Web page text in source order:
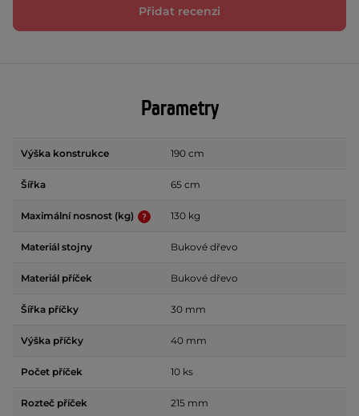
Přidat recenzi
Parametry
Výška konstrukce 190 cm
Šířka 65 cm
Maximální nosnost (kg) 130 kg
Materiál stojny Bukové dřevo
Materiál příček Bukové dřevo
Šířka příčky 30 mm
Výška příčky 40 mm
Počet příček 10 ks
Rozteč příček 215 mm